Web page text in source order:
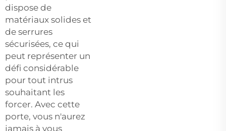
dispose de
matériaux solides et
de serrures
sécurisées, ce qui
peut représenter un
défi considérable
pour tout intrus
souhaitant les
forcer. Avec cette
porte, vous n'aurez
jamais à vous